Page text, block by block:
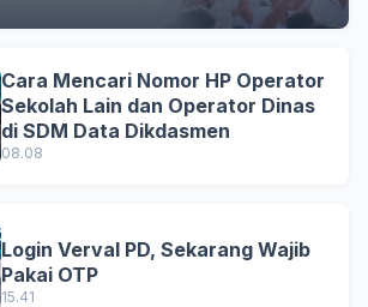
Cara Mencari Nomor HP Operator
Sekolah Lain dan Operator Dinas
di SDM Data Dikdasmen
08.08
Login Verval PD, Sekarang Wajib
Pakai OTP
15.41